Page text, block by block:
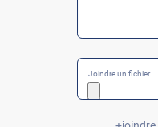
Joindre un fichier